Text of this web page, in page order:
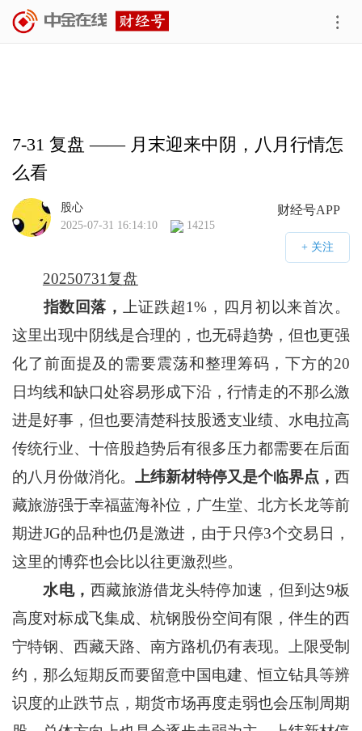
7-31 复盘 —— 月末迎来中阴，八月行情怎
么看
财经号APP
股心
2025-07-31 16:14:10
14215
20250731复盘
指数回落，
上证跌超1%，四月初以来首次。
这里出现中阴线是合理的，也无碍趋势，但也更强
化了前面提及的需要震荡和整理筹码，下方的20
日均线和缺口处容易形成下沿，行情走的不那么激
进是好事，但也要清楚科技股透支业绩、水电拉高
传统行业、十倍股趋势后有很多压力都需要在后面
的八月份做消化。 上纬新材特停又是个临界点，西
藏旅游强于幸福蓝海补位，广生堂、北方长龙等前
期进JG的品种也仍是激进，由于只停3个交易日，
这里的博弈也会比以往更激烈些。
水电， 西藏旅游借龙头特停加速，但到达9板
高度对标成飞集成、杭钢股份空间有限，伴生的西
宁特钢、西藏天路、南方路机仍有表现。上限受制
约，那么短期反而要留意中国电建、恒立钻具等辨
识度的止跌节点，期货市场再度走弱也会压制周期